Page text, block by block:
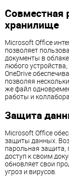
Совместная
хранилище
Microsoft Office
позволяет
документы в
любого
OneDrive
позволяя
же файл
работы и
Защита
Microsoft Office
защиты данных.
парольная защита,
доступ к своим
обновляет свои
угроз и вирусов.